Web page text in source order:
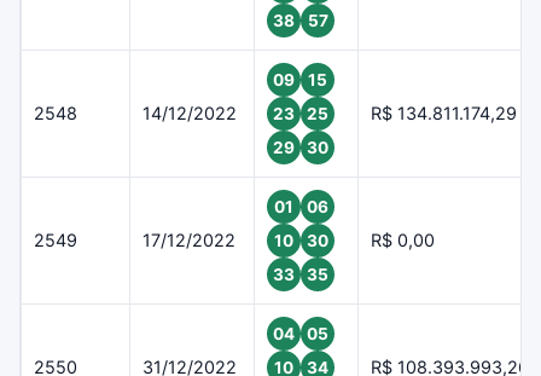
38
57
2548 14/12/2022
09
15
23
25
29
30
R$ 134.811.174,29
2549 17/12/2022
01
06
10
30
33
35
R$ 0,00
2550 31/12/2022
04
05
10
34
R$ 108.393.993,26